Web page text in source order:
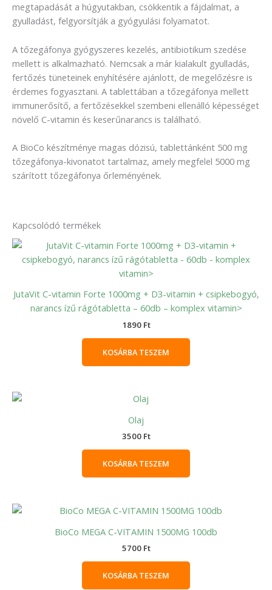
megtapadását a húgyutakban, csökkentik a fájdalmat, a
gyulladást, felgyorsítják a gyógyulási folyamatot.
A tőzegáfonya gyógyszeres kezelés, antibiotikum szedése
mellett is alkalmazható. Nemcsak a már kialakult gyulladás,
fertőzés tüneteinek enyhítésére ajánlott, de megelőzésre is
érdemes fogyasztani. A tablettában a tőzegáfonya mellett
immunerősítő, a fertőzésekkel szembeni ellenálló képességet
növelő C-vitamin és keserűnarancs is található.
A BioCo készítménye magas dózisú, tablettánként 500 mg
tőzegáfonya-kivonatot tartalmaz, amely megfelel 5000 mg
szárított tőzegáfonya őrleményének.
Kapcsolódó termékek
JutaVit C-vitamin Forte 1000mg + D3-vitamin + csipkebogyó,
narancs ízű rágótabletta – 60db – komplex vitamin>
1890 Ft
KOSÁRBA TESZEM
Olaj
3500 Ft
KOSÁRBA TESZEM
BioCo MEGA C-VITAMIN 1500MG 100db
5700 Ft
KOSÁRBA TESZEM